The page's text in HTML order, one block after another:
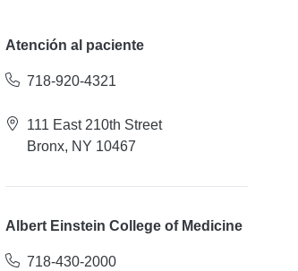
Atención al paciente
718-920-4321
111 East 210th Street
Bronx, NY 10467
Albert Einstein College of Medicine
718-430-2000